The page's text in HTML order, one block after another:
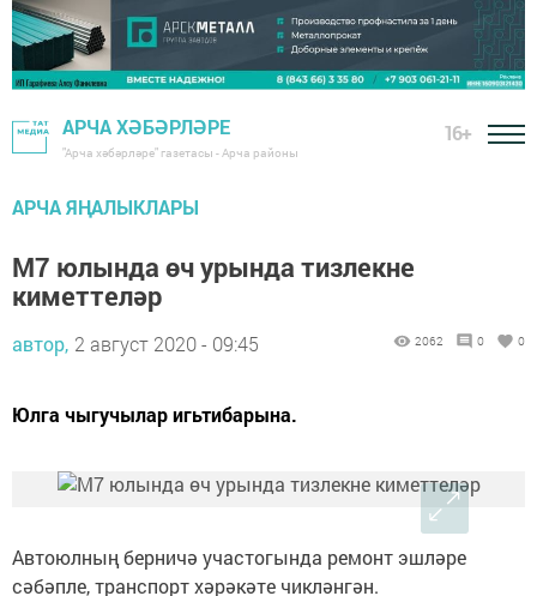
АРЧА ХӘБӘРЛӘРЕ
"Арча хәбәрләре" газетасы - Арча районы
16+
АРЧА ЯҢАЛЫКЛАРЫ
М7 юлында өч урында тизлекне
киметтеләр
автор, 2 август 2020 - 09:45 2062 0 0
Юлга чыгучылар игьтибарына.
Автоюлның берничә участогында ремонт эшләре
сәбәпле, транспорт хәрәкәте чикләнгән.